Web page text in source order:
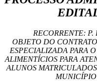
RECORRENTE:
OBJETO DO
ESPECIALIZADA PARA
ALIMENTÍCIOS PARA
ALUNOS